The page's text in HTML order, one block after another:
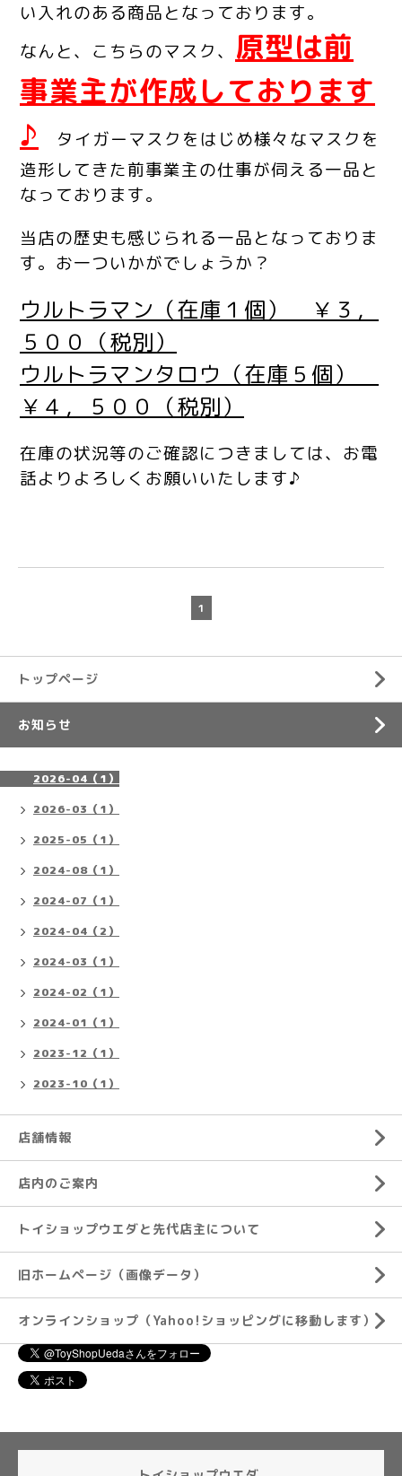
い入れのある商品となっております。
なんと、こちらのマスク、 原型は前
事業主が作成しております
♪
タイガーマスクをはじめ様々なマスクを
造形してきた前事業主の仕事が伺える一品と
なっております。
当店の歴史も感じられる一品となっておりま
す。お一ついかがでしょうか？
ウルトラマン（在庫１個） ￥３，
５００（税別）
ウルトラマンタロウ（在庫５個）
￥４，５００（税別）
在庫の状況等のご確認につきましては、お電
話よりよろしくお願いいたします♪
1
トップページ
お知らせ
2026-04（1）
2026-03（1）
2025-05（1）
2024-08（1）
2024-07（1）
2024-04（2）
2024-03（1）
2024-02（1）
2024-01（1）
2023-12（1）
2023-10（1）
店舗情報
店内のご案内
トイショップウエダと先代店主について
旧ホームページ（画像データ）
オンラインショップ（Yahoo!ショッピングに移動します）